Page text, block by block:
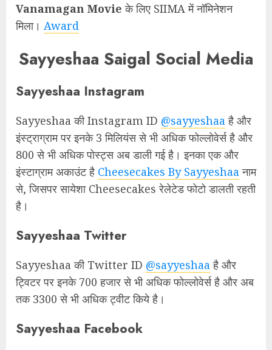
Vanamagan Movieके लिए SIIMA में नॉमिनेशन
मिला। Award
Sayyeshaa Saigal Social Media
Sayyeshaa Instagram
Sayyeshaa की Instagram ID @sayyeshaaहै और
इंस्ट्राग्राम पर इनके 3 मिलियंस से भी अधिक फोल्लोवेर्स है और
800 से भी अधिक पोस्ट्स अब डाली गई है। इनका एक और
इंस्टाग्राम अकाउंट है Cheesecakes By Sayyeshaaनाम
से, जिसपर सायेशा Cheesecakes रेलेटेड फोटो डालती रहती
है।
Sayyeshaa Twitter
Sayyeshaa की Twitter ID @sayyeshaaहै और
ट्विटर पर इनके 700 हजार से भी अधिक फोल्लोवेर्स है और अब
तक 3300 से भी अधिक ट्वीट किये है।
Sayyeshaa Facebook